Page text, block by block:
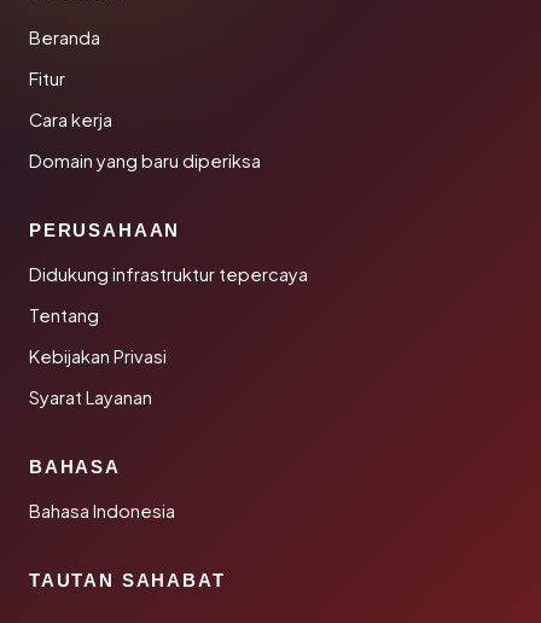
Beranda
Fitur
Cara kerja
Domain yang baru diperiksa
PERUSAHAAN
Didukung infrastruktur tepercaya
Tentang
Kebijakan Privasi
Syarat Layanan
BAHASA
Bahasa Indonesia
TAUTAN SAHABAT